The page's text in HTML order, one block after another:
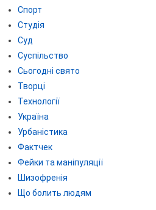
Спорт
Студія
Суд
Суспільство
Сьогодні свято
Творці
Технології
Україна
Урбаністика
Фактчек
Фейки та маніпуляції
Шизофренія
Що болить людям